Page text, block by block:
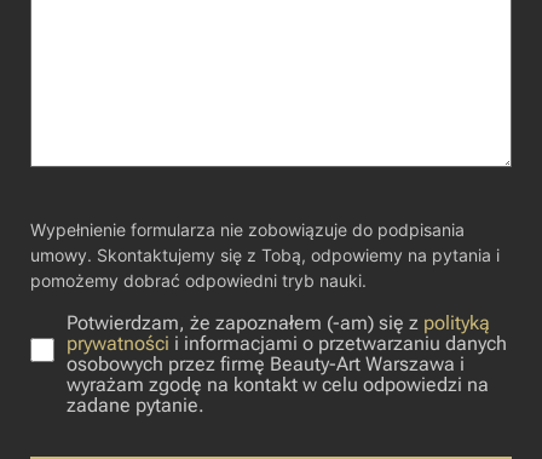
Wypełnienie formularza nie zobowiązuje do podpisania
umowy. Skontaktujemy się z Tobą, odpowiemy na pytania i
pomożemy dobrać odpowiedni tryb nauki.
Potwierdzam, że zapoznałem (-am) się z polityką
prywatności i informacjami o przetwarzaniu danych
osobowych przez firmę Beauty-Art Warszawa i
wyrażam zgodę na kontakt w celu odpowiedzi na
zadane pytanie.